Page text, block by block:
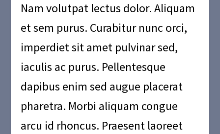
Nam volutpat lectus dolor. Aliquam
et sem purus. Curabitur nunc orci,
imperdiet sit amet pulvinar sed,
iaculis ac purus. Pellentesque
dapibus enim sed augue placerat
pharetra. Morbi aliquam congue
arcu id rhoncus. Praesent laoreet